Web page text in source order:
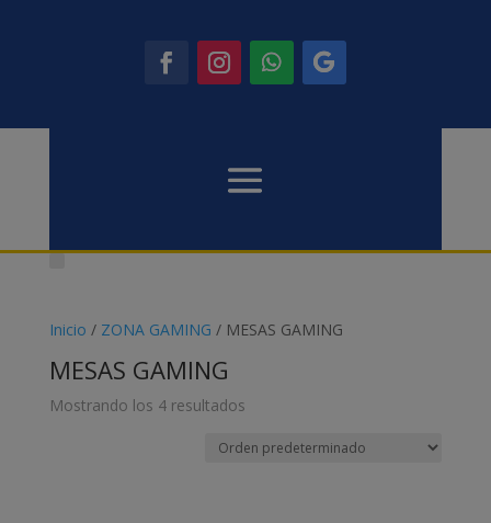
Inicio / ZONA GAMING / MESAS GAMING
MESAS GAMING
Mostrando los 4 resultados